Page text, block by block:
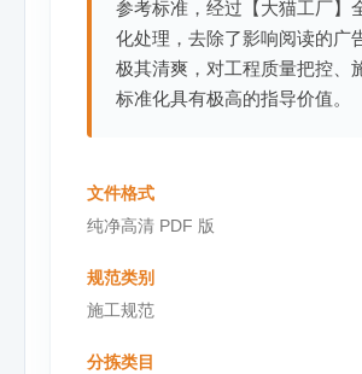
参考标准，经过【大猫工厂】
化处理，去除了影响阅读的广
极其清爽，对工程质量把控、
标准化具有极高的指导价值。
文件格式
纯净高清 PDF 版
规范类别
施工规范
分拣类目